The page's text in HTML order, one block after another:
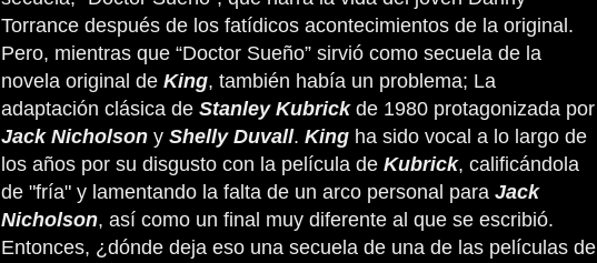
Torrance después de los fatídicos acontecimientos de la original.
Pero, mientras que “Doctor Sueño” sirvió como secuela de la
novela original de King, también había un problema; La
adaptación clásica de Stanley Kubrickde 1980 protagonizada por
Jack Nicholson y Shelly Duvall. King ha sido vocal a lo largo de
los años por su disgusto con la película de Kubrick, calificándola
de "fría" y lamentando la falta de un arco personal para Jack
Nicholson, así como un final muy diferente al que se escribió.
Entonces, ¿dónde deja eso una secuela de una de las películas de